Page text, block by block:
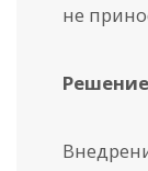
не
Решение